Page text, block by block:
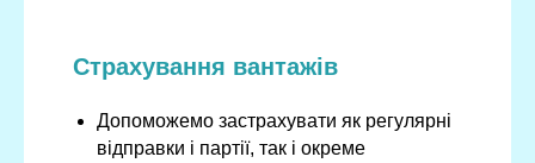
Страхування вантажів
Допоможемо застрахувати як регулярні
відправки і партії, так і окреме